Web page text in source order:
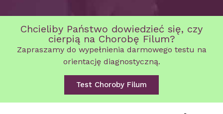
Chcieliby Państwo dowiedzieć się, czy
cierpią na Chorobę Filum?
Zapraszamy do wypełnienia darmowego testu na
orientację diagnostyczną.
Test Choroby Filum